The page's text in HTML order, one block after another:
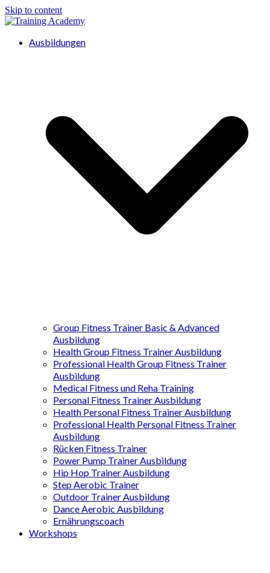
Skip to content
Ausbildungen
Group Fitness Trainer Basic & Advanced
Ausbildung
Health Group Fitness Trainer Ausbildung
Professional Health Group Fitness Trainer
Ausbildung
Medical Fitness und Reha Training
Personal Fitness Trainer Ausbildung
Health Personal Fitness Trainer Ausbildung
Professional Health Personal Fitness Trainer
Ausbildung
Rücken Fitness Trainer
Power Pump Trainer Ausbildung
Hip Hop Trainer Ausbildung
Step Aerobic Trainer
Outdoor Trainer Ausbildung
Dance Aerobic Ausbildung
Ernährungscoach
Workshops